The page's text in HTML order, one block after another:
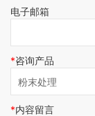
电子邮箱
咨询产品
内容留言